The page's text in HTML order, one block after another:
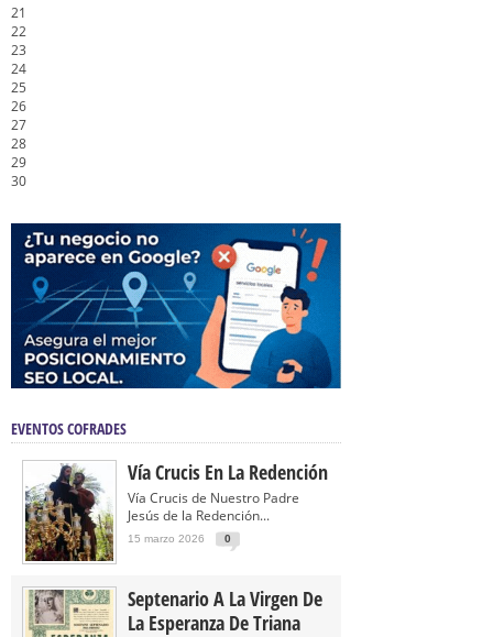
21
22
23
24
25
26
27
28
29
30
EVENTOS COFRADES
Vía Crucis En La Redención
Vía Crucis de Nuestro Padre
Jesús de la Redención...
15 marzo 2026 0
Septenario A La Virgen De
La Esperanza De Triana